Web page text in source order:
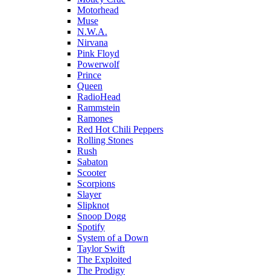
Motorhead
Muse
N.W.A.
Nirvana
Pink Floyd
Powerwolf
Prince
Queen
RadioHead
Rammstein
Ramones
Red Hot Chili Peppers
Rolling Stones
Rush
Sabaton
Scooter
Scorpions
Slayer
Slipknot
Snoop Dogg
Spotify
System of a Down
Taylor Swift
The Exploited
The Prodigy